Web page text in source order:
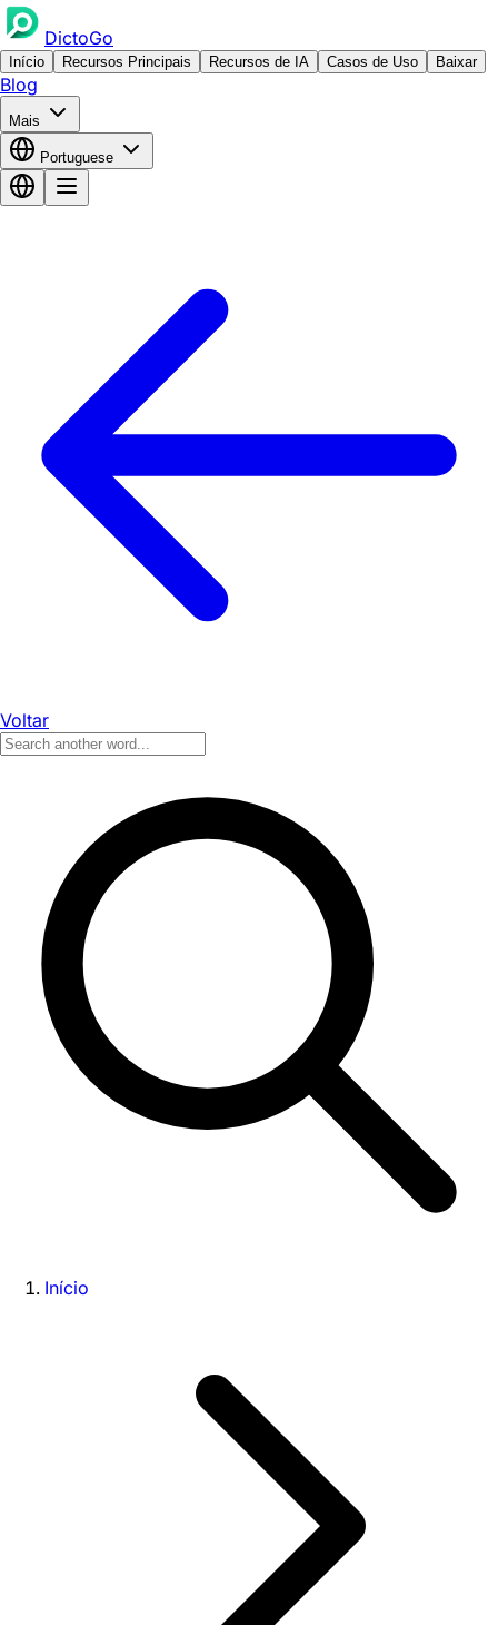
DictoGo
Início Recursos Principais Recursos de IA Casos de Uso Baixar
Blog
Mais
Portuguese
Voltar
Início